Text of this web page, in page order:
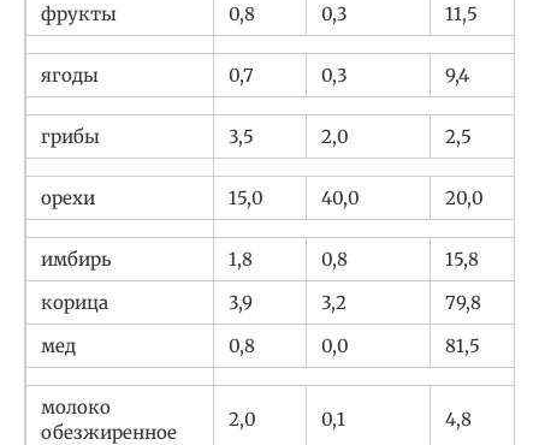
фрукты 0,8 0,3 11,5
ягоды 0,7 0,3 9,4
грибы 3,5 2,0 2,5
орехи 15,0 40,0 20,0
имбирь 1,8 0,8
15,8
корица
3,9 3,2
79,8
мед
0,8 0,0 81,5
молоко
обезжиренное
2,0 0,1 4,8